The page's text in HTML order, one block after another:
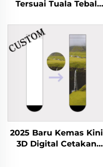
Tersuai Tuala Tebal
Larian Jaring Kaos
Kaki Bola Keranjang
2025 Baru Kemas Kini
3D Digital Cetakan